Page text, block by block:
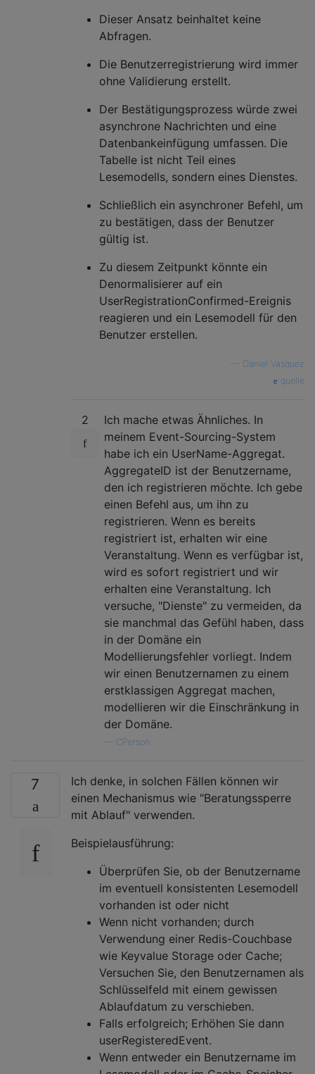
Dieser Ansatz beinhaltet keine
Abfragen.
Die Benutzerregistrierung wird immer
ohne Validierung erstellt.
Der Bestätigungsprozess würde zwei
asynchrone Nachrichten und eine
Datenbankeinfügung umfassen. Die
Tabelle ist nicht Teil eines
Lesemodells, sondern eines Dienstes.
Schließlich ein asynchroner Befehl, um
zu bestätigen, dass der Benutzer
gültig ist.
Zu diesem Zeitpunkt könnte ein
Denormalisierer auf ein
UserRegistrationConfirmed-Ereignis
reagieren und ein Lesemodell für den
Benutzer erstellen.
Daniel Vasquez
quelle
2
Ich mache etwas Ähnliches. In
meinem Event-Sourcing-System
habe ich ein UserName-Aggregat.
AggregateID ist der Benutzername,
den ich registrieren möchte. Ich gebe
einen Befehl aus, um ihn zu
registrieren. Wenn es bereits
registriert ist, erhalten wir eine
Veranstaltung. Wenn es verfügbar ist,
wird es sofort registriert und wir
erhalten eine Veranstaltung. Ich
versuche, "Dienste" zu vermeiden, da
sie manchmal das Gefühl haben, dass
in der Domäne ein
Modellierungsfehler vorliegt. Indem
wir einen Benutzernamen zu einem
erstklassigen Aggregat machen,
modellieren wir die Einschränkung in
der Domäne.
CPerson
7
Ich denke, in solchen Fällen können wir
einen Mechanismus wie "Beratungssperre
mit Ablauf" verwenden.
Beispielausführung:
Überprüfen Sie, ob der Benutzername
im eventuell konsistenten Lesemodell
vorhanden ist oder nicht
Wenn nicht vorhanden; durch
Verwendung einer Redis-Couchbase
wie Keyvalue Storage oder Cache;
Versuchen Sie, den Benutzernamen als
Schlüsselfeld mit einem gewissen
Ablaufdatum zu verschieben.
Falls erfolgreich; Erhöhen Sie dann
userRegisteredEvent.
Wenn entweder ein Benutzername im